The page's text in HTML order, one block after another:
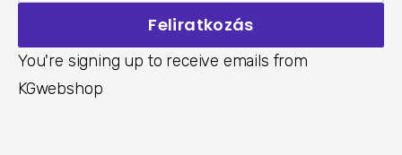
Feliratkozás
You're signing up to receive emails from
KGwebshop